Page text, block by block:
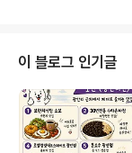
다. 대한민국의 사회, 경
해를 기약하는 좋은 도서
제가 특강을 해볼까 합니
이 부족해 살짝 염려되
년도 트렌드를 알차게
고 신청하시길 권합니다.
이 블로그 인기글